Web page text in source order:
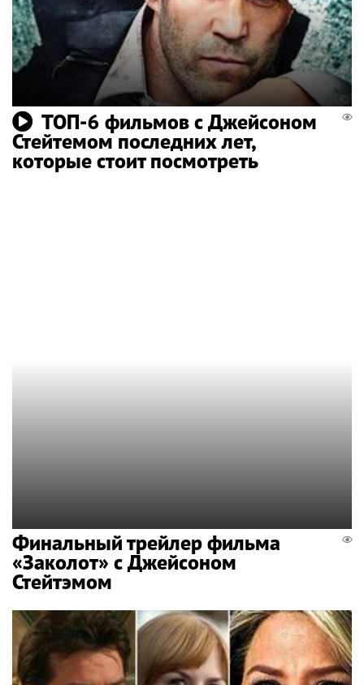
ТОП-6 фильмов с Джейсоном
Стейтемом последних лет,
которые стоит посмотреть
Финальный трейлер фильма
«Заколот» с Джейсоном
Стейтэмом